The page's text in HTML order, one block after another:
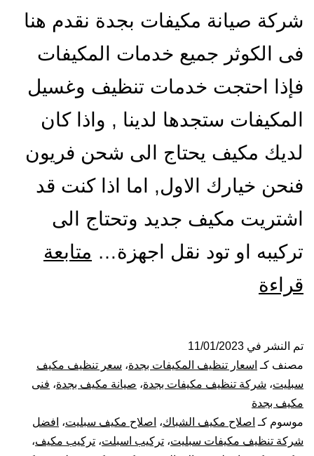
شركة صيانة مكيفات بجدة نقدم هنا
فى الكوثر جميع خدمات المكيفات
فإذا احتجت خدمات تنظيف وغسيل
المكيفات ستجدها لدينا , واذا كان
لديك مكيف يحتاج الى شحن فريون
فنحن خيارك الاول, اما اذا كنت قد
اشتريت مكيف جديد وتحتاج الى
تركيبه او تود نقل اجهزة… متابعة
قراءة
و
صيانة
مكيفات
بجدة
تم النشر في 11/01/2023
مصنف كـ اسعار تنظيف المكيفات بجدة، سعر تنظيف مكيف
سبليت، شركة تنظيف مكيفات بجدة، صيانة مكيف بجدة، فنى
مكيف بجدة
موسوم كـ اصلاح مكيف الشباك، اصلاح مكيف سبليت، افضل
شركة تنظيف مكيفات سبليت، تركيب اسبلت، تركيب مكيف،